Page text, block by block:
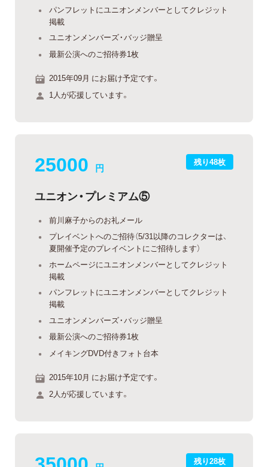
パンフレットにユニオンメンバーとしてクレジット
掲載
ユニオンメンバーズ・バッジ贈呈
最新公演へのご招待券1枚
2015年09月 にお届け予定です。
1人が応援しています。
残り48枚
25000 円
ユニオン・プレミアム⑤
前川麻子からのお礼メール
プレイベントへのご招待（5/31以降のコレクターは、
夏開催予定のプレイベントにご招待します）
ホームページにユニオンメンバーとしてクレジット
掲載
パンフレットにユニオンメンバーとしてクレジット
掲載
ユニオンメンバーズ・バッジ贈呈
最新公演へのご招待券1枚
メイキングDVD付きフォト台本
2015年10月 にお届け予定です。
2人が応援しています。
残り28枚